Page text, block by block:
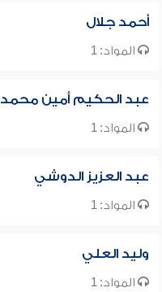
أحمد جلال
المواد: 1
عبد الحكيم أمين محمد
المواد: 1
عبد العزيز الدوشي
المواد: 1
وليد العلي
المواد: 1